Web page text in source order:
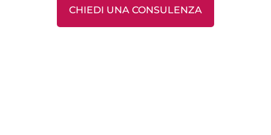
CHIEDI UNA CONSULENZA